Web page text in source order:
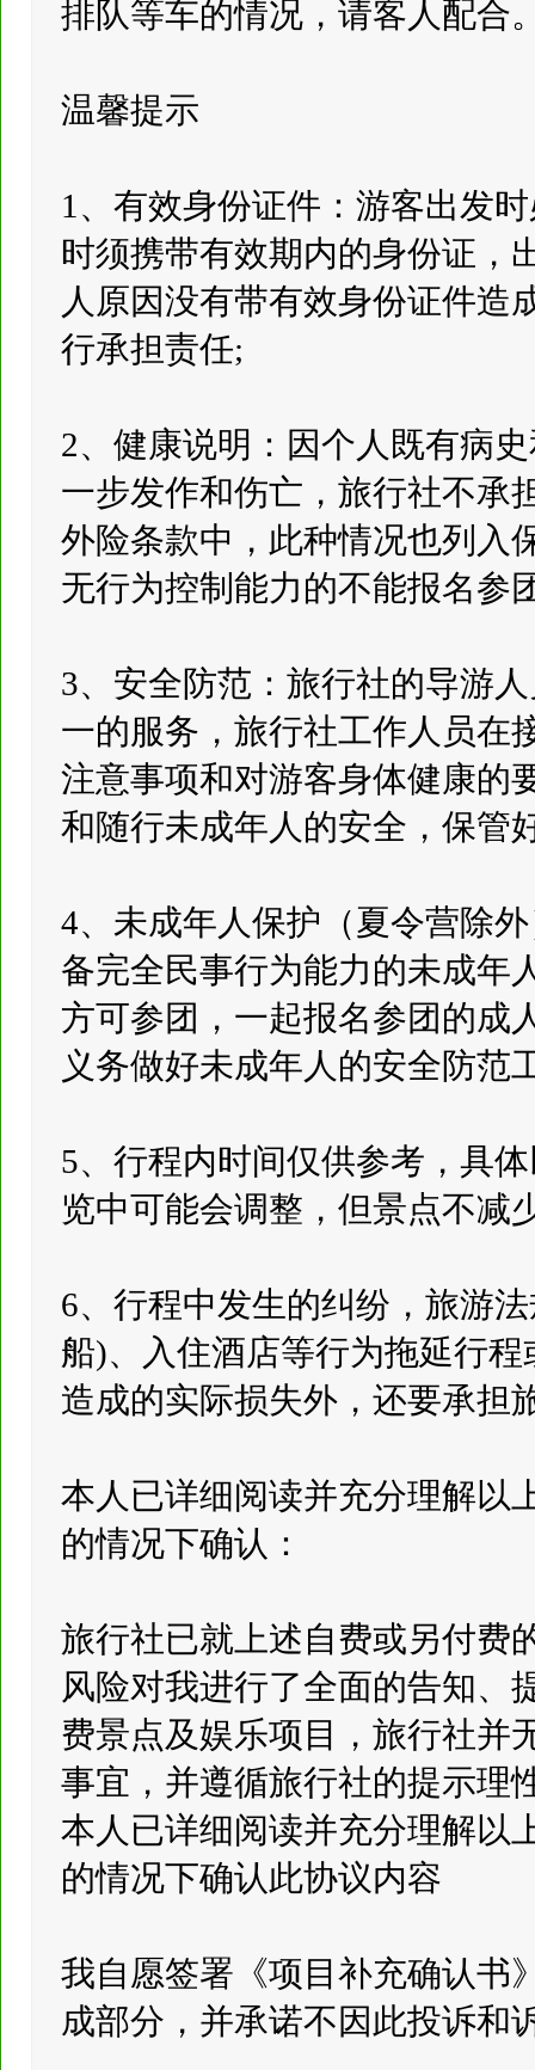
排队等车的情况，请客人配合
温馨提示
1、有效身份证件：游客出发
时须携带有效期内的身份证，
人原因没有带有效身份证件造
行承担责任;
2、健康说明：因个人既有病
一步发作和伤亡，旅行社不承
外险条款中，此种情况也列入
无行为控制能力的不能报名参
3、安全防范：旅行社的导游
一的服务，旅行社工作人员在
注意事项和对游客身体健康的
和随行未成年人的安全，保管
4、未成年人保护（夏令营除
备完全民事行为能力的未成年
方可参团，一起报名参团的成
义务做好未成年人的安全防范
5、行程内时间仅供参考，具
览中可能会调整，但景点不减
6、行程中发生的纠纷，旅游
船)、入住酒店等行为拖延行
造成的实际损失外，还要承担
本人已详细阅读并充分理解以
的情况下确认：
旅行社已就上述自费或另付费
风险对我进行了全面的告知、
费景点及娱乐项目，旅行社并
事宜，并遵循旅行社的提示理
本人已详细阅读并充分理解以
的情况下确认此协议内容
我自愿签署《项目补充确认书
成部分，并承诺不因此投诉和